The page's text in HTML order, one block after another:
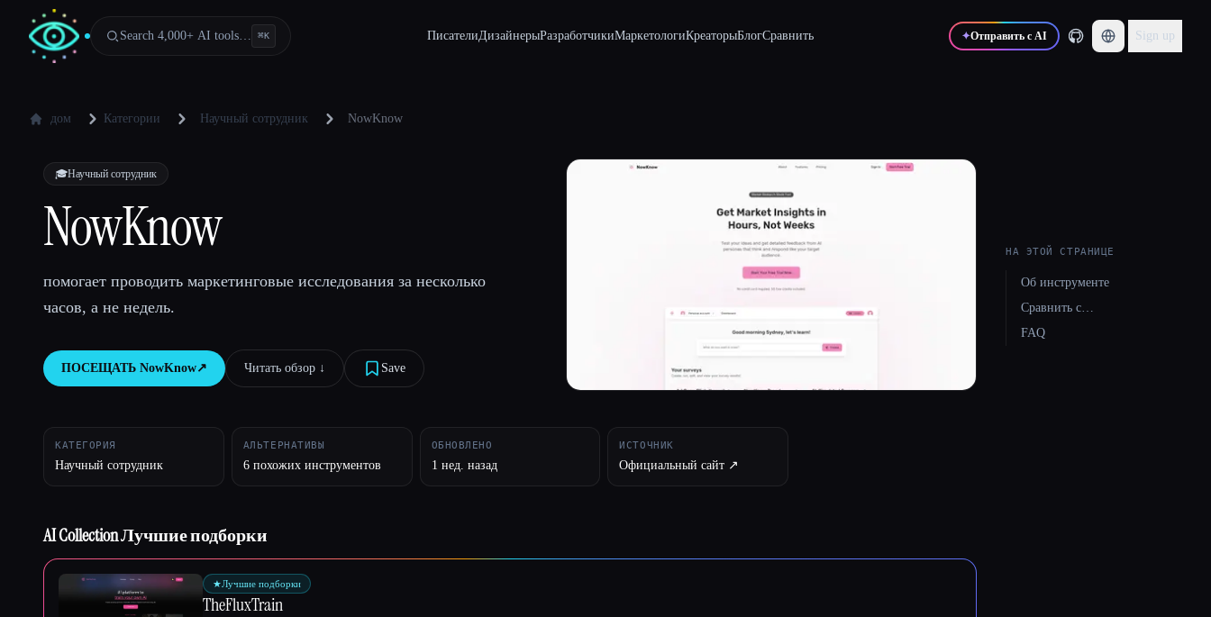
Search 4,000+ AI tools… ⌘K ПисателиДизайнерыРазработчикиМаркетологиКреаторыБлогСравнить ✦Отправить с AI Sign up
дом Категории Научный сотрудник NowKnow
🎓Научный сотрудник
NowKnow
помогает проводить маркетинговые исследования за несколько
часов, а не недель.
ПОСЕЩАТЬ NowKnow↗︎ Читать обзор ↓︎ Save
КАТЕГОРИЯ
Научный сотрудник
АЛЬТЕРНАТИВЫ
6 похожих инструментов
ОБНОВЛЕНО
1 нед. назад
ИСТОЧНИК
Официальный сайт ↗︎
AI Collection Лучшие подборки
★Лучшие подборки
TheFluxTrain
НА ЭТОЙ СТРАНИЦЕ
Об инструменте
Сравнить с…
FAQ